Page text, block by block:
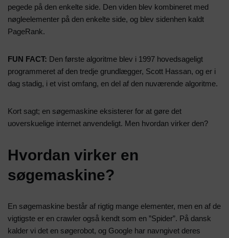
pegede på den enkelte side. Den viden blev kombineret med
nøgleelementer på den enkelte side, og blev sidenhen kaldt
PageRank.
FUN FACT: Den første algoritme blev i 1997 hovedsageligt
programmeret af den tredje grundlægger, Scott Hassan, og er i
dag stadig, i et vist omfang, en del af den nuværende algoritme.
Kort sagt; en søgemaskine eksisterer for at gøre det
uoverskuelige internet anvendeligt. Men hvordan virker den?
Hvordan virker en
søgemaskine?
En søgemaskine består af rigtig mange elementer, men en af de
vigtigste er en crawler også kendt som en ”Spider”. På dansk
kalder vi det en søgerobot, og Google har navngivet deres